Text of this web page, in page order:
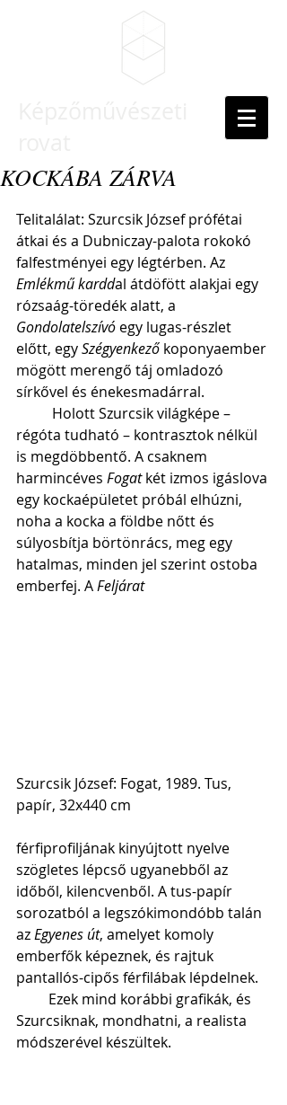
KOCKÁBA ZÁRVA
Telitalálat: Szurcsik József prófétai
átkai és a Dubniczay-palota rokokó
falfestményei egy légtérben. Az
Emlékmű karddal átdöfött alakjai egy
rózsaág-töredék alatt, a
Gondolatelszívó egy lugas-részlet
előtt, egy Szégyenkező koponyaember
mögött merengő táj omladozó
sírkővel és énekesmadárral.
régóta tudható – kontrasztok nélkül
is megdöbbentő. A csaknem
harmincéves Fogat két izmos igáslova
egy kockaépületet próbál elhúzni,
noha a kocka a földbe nőtt és
súlyosbítja börtönrács, meg egy
hatalmas, minden jel szerint ostoba
emberfej. A Feljárat
Szurcsik József: Fogat, 1989. Tus,
papír, 32x440 cm
férfiprofiljának kinyújtott nyelve
szögletes lépcső ugyanebből az
időből, kilencvenből. A tus-papír
sorozatból a legszókimondóbb talán
az Egyenes út, amelyet komoly
emberfők képeznek, és rajtuk
pantallós-cipős férfilábak lépdelnek.
Szurcsiknak, mondhatni, a realista
módszerével készültek.